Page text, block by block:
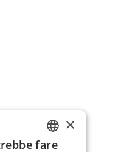
ITALIAN
×
fare